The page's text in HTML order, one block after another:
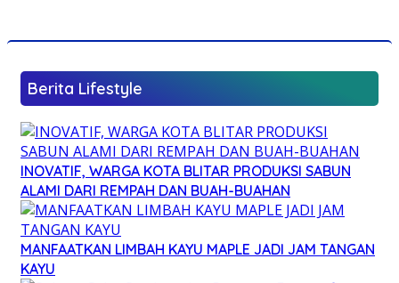
Berita Lifestyle
INOVATIF, WARGA KOTA BLITAR PRODUKSI SABUN
ALAMI DARI REMPAH DAN BUAH-BUAHAN
MANFAATKAN LIMBAH KAYU MAPLE JADI JAM TANGAN
KAYU